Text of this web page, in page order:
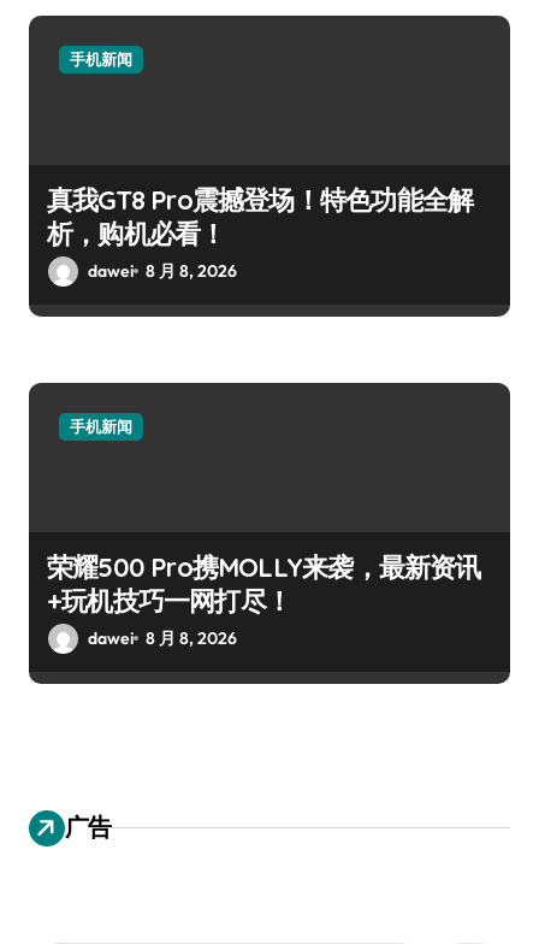
手机新闻
真我GT8 Pro震撼登场！特色功能全解
析，购机必看！
dawei 8 月 8, 2026
手机新闻
荣耀500 Pro携MOLLY来袭，最新资讯
+玩机技巧一网打尽！
dawei 8 月 8, 2026
广告